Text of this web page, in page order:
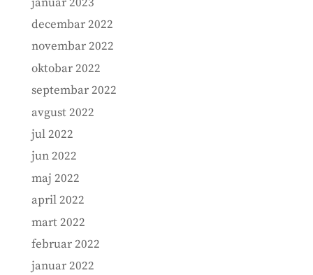
decembar 2022
novembar 2022
oktobar 2022
septembar 2022
avgust 2022
jul 2022
jun 2022
maj 2022
april 2022
mart 2022
februar 2022
januar 2022